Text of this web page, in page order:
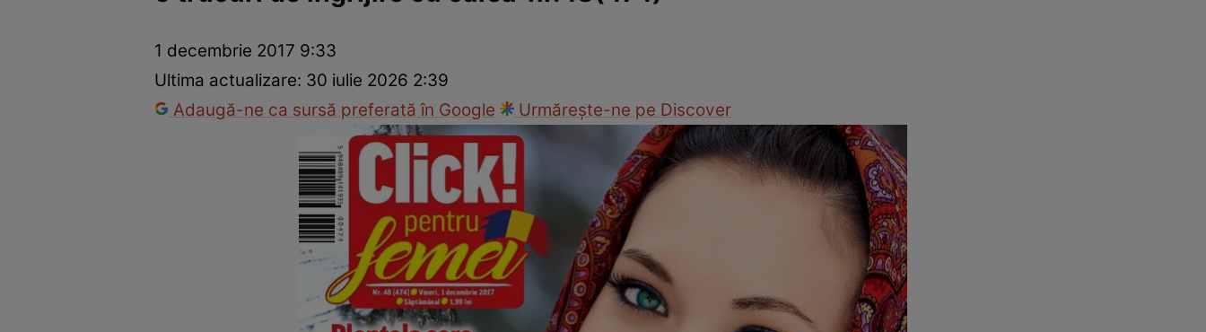
Dezvoltare personalăÎngrijire personalăCasă și grădină
1 decembrie 2017 9:33
Ultima actualizare: 30 iulie 2026 2:39
Adaugă-ne ca sursă preferată în Google
Urmărește-ne pe Discover